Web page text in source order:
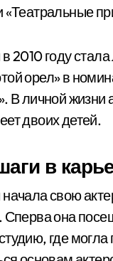
«Театральные
2010 году
орел» в
В личной жизни
двоих детей.
в
свою
она
где могла